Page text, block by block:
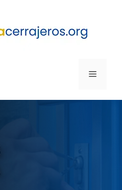
MENÚ